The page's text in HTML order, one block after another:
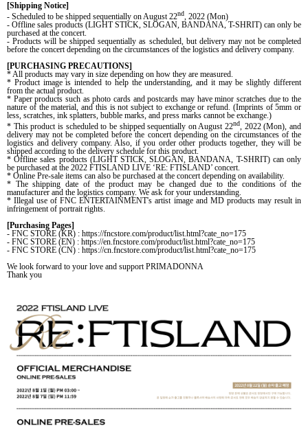
[Shipping Notice]
- Scheduled to be shipped sequentially on August 22nd, 2022 (Mon)
- Offline sales products (LIGHT STICK, SLOGAN, BANDANA, T-SHRIT) can only be
purchased at the concert.
- Products will be shipped sequentially as scheduled, but delivery may not be completed
before the concert depending on the circumstances of the logistics and delivery company.
[PURCHASING PRECAUTIONS]
* All products may vary in size depending on how they are measured.
* Product image is intended to help the understanding, and it may be slightly different
from the actual product.
* Paper products such as photo cards and postcards may have minor scratches due to the
nature of the material, and this is not subject to exchange or refund. (Imprints of 5mm or
less, scratches, ink splatters, bubble marks, and press marks cannot be exchange.)
* This product is scheduled to be shipped sequentially on August 22nd, 2022 (Mon), and
delivery may not be completed before the concert depending on the circumstances of the
logistics and delivery company. Also, if you order other products together, they will be
shipped according to the delivery schedule for this product.
* Offline sales products (LIGHT STICK, SLOGAN, BANDANA, T-SHRIT) can only
be purchased at the 2022 FTISLAND LIVE ‘RE: FTISLAND’ concert.
* Online Pre-sale items can also be purchased at the concert depending on availability.
* The shipping date of the product may be changed due to the conditions of the
manufacturer and the logistics company. We ask for your understanding.
* Illegal use of FNC ENTERTAINMENT's artist image and MD products may result in
infringement of portrait rights.
[Purchasing Pages]
- FNC STORE (KR) : https://fncstore.com/product/list.html?cate_no=175
- FNC STORE (EN) : https://en.fncstore.com/product/list.html?cate_no=175
- FNC STORE (CN) : https://cn.fncstore.com/product/list.html?cate_no=175
We look forward to your love and support PRIMADONNA
Thank you